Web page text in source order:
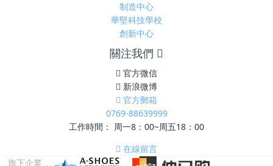
制造中心
華堅科技學校
創新中心
關注我們
官方微信
新浪微博
官方郵箱
0769-88639999
工作時間： 周一8：00~周五18：00
在線留言
旗下企業